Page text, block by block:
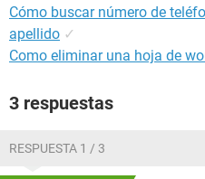
Cómo buscar número de
apellido ✓
Como eliminar una hoja de
3 respuestas
RESPUESTA 1 / 3